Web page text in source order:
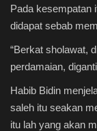
Pada kesempatan
didapat sebab
“Berkat sholawat,
perdamaian,
Habib Bidin
saleh itu seakan
itu lah yang akan